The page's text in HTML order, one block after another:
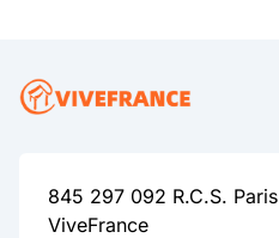
845 297 092 R.C.S. Paris
ViveFrance